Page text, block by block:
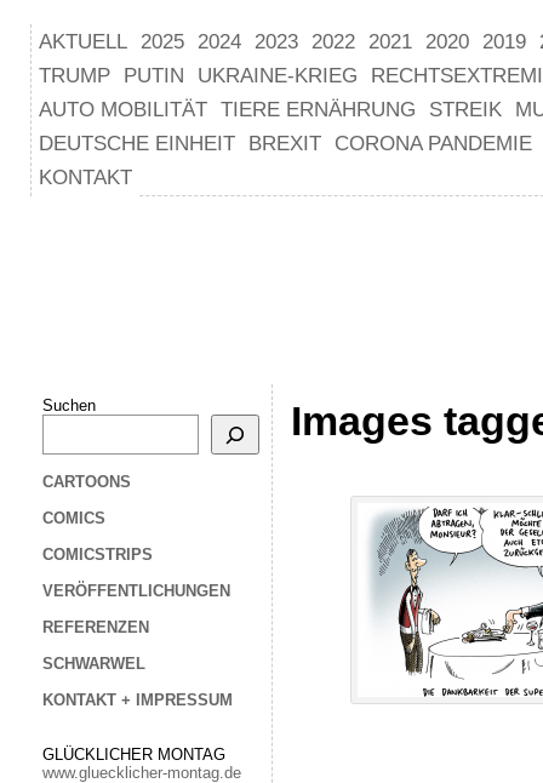
AKTUELL 2025 2024 2023 2022 2021 2020 2019
TRUMP
PUTIN UKRAINE-KRIEG
AUTO MOBILITÄT TIERE ERNÄHRUNG STREIK
DEUTSCHE EINHEIT
BREXIT
CORONA PANDEMIE
KONTAKT
Suchen
CARTOONS
COMICS
COMICSTRIPS
VERÖFFENTLICHUNGEN
REFERENZEN
SCHWARWEL
KONTAKT + IMPRESSUM
GLÜCKLICHER MONTAG
www.gluecklicher-montag.de
Images